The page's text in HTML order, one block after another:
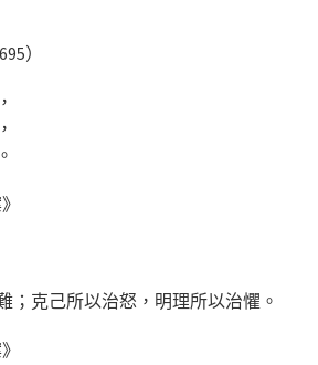
）
；克己所以治怒，明理所以治懼。